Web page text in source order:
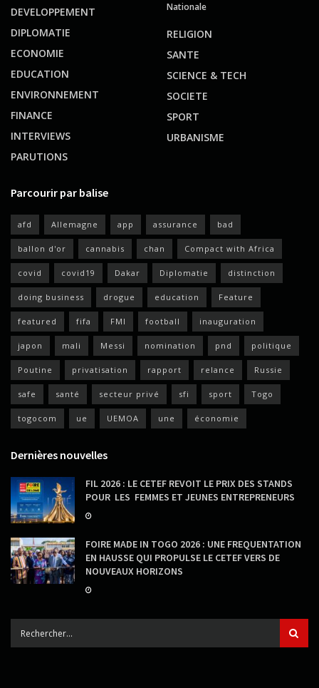
DEVELOPPEMENT
DIPLOMATIE
ECONOMIE
EDUCATION
ENVIRONNEMENT
FINANCE
INTERVIEWS
PARUTIONS
Nationale
RELIGION
SANTE
SCIENCE & TECH
SOCIETE
SPORT
URBANISME
Parcourir par balise
afd Allemagne app assurance bad
ballon d'or cannabis chan Compact with Africa
covid covid19 Dakar Diplomatie distinction
doing business drogue education Feature
featured fifa FMI football inauguration
japon mali Messi nomination pnd politique
Poutine privatisation rapport relance Russie
safe santé secteur privé sfi sport Togo
togocom ue UEMOA une économie
Dernières nouvelles
FIL 2026 : LE CETEF REVOIT LE PRIX DES STANDS
POUR LES FEMMES ET JEUNES ENTREPRENEURS
FOIRE MADE IN TOGO 2026 : UNE FREQUENTATION
EN HAUSSE QUI PROPULSE LE CETEF VERS DE
NOUVEAUX HORIZONS